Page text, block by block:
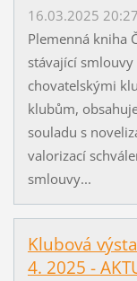
16.03.2025 20:27
Plemenná kniha
stávající
chovatelskými
klubům,
souladu s
valorizací
smlouvy...
Klubová
4. 2025 -